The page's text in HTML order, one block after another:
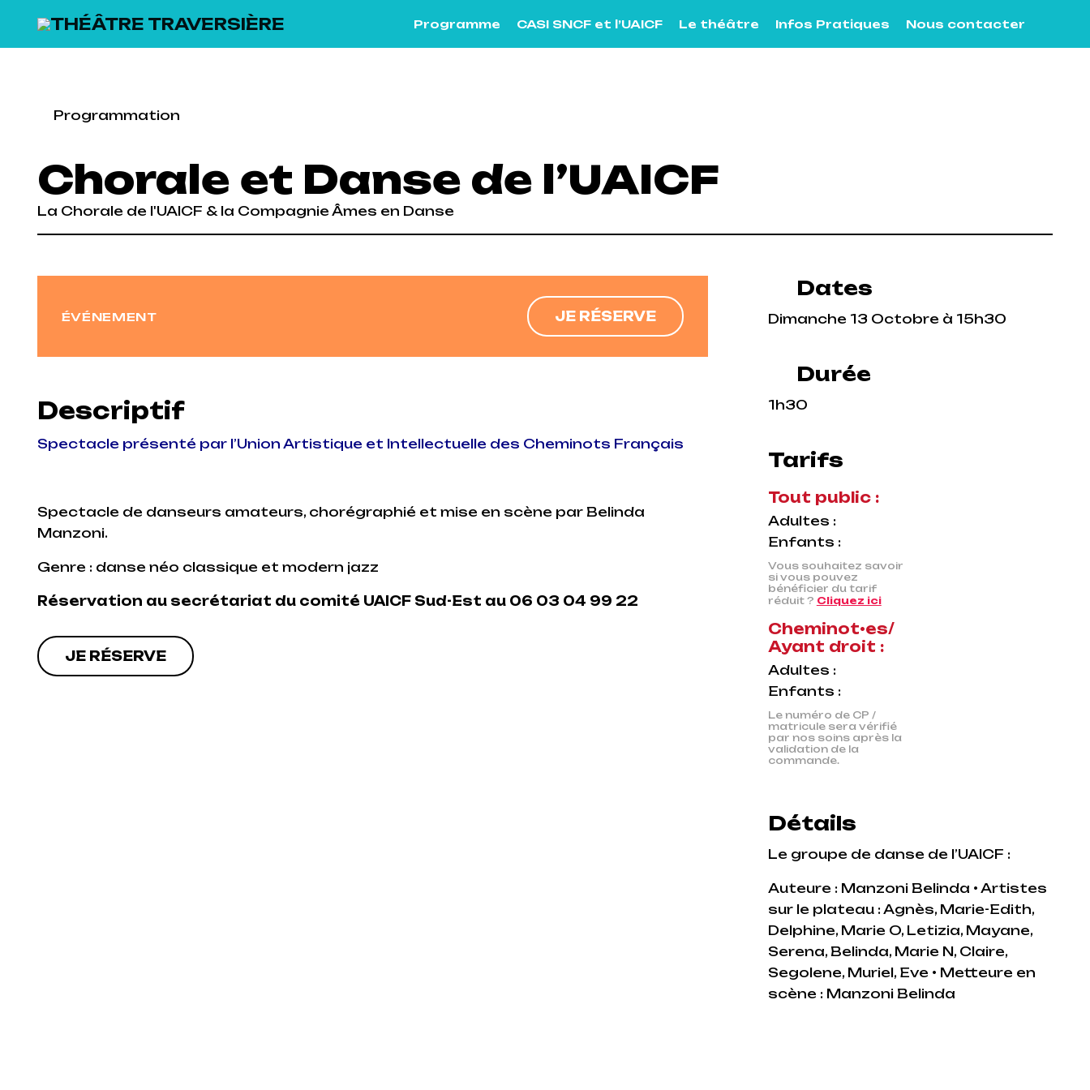
Programme CASI SNCF et l’UAICF Le théâtre Infos Pratiques Nous contacter
Programmation
Chorale et Danse de l’UAICF
La Chorale de l'UAICF & la Compagnie Âmes en Danse
ÉVÉNEMENT JE RÉSERVE
Descriptif
Spectacle présenté par l’Union Artistique et Intellectuelle des Cheminots Français
Spectacle de danseurs amateurs, chorégraphié et mise en scène par Belinda
Manzoni.
Genre : danse néo classique et modern jazz
Réservation au secrétariat du comité UAICF Sud-Est au 06 03 04 99 22
JE RÉSERVE
Dates
Dimanche 13 Octobre à 15h30
Durée
1h30
Tarifs
Tout public :
Adultes :
Enfants :
Vous souhaitez savoir
si vous pouvez
bénéficier du tarif
réduit ? Cliquez ici
Cheminot•es/
Ayant droit :
Adultes :
Enfants :
Le numéro de CP /
matricule sera vérifié
par nos soins après la
validation de la
commande.
Détails
Le groupe de danse de l’UAICF :
Auteure : Manzoni Belinda • Artistes
sur le plateau : Agnès, Marie-Edith,
Delphine, Marie O, Letizia, Mayane,
Serena, Belinda, Marie N, Claire,
Segolene, Muriel, Eve • Metteure en
scène : Manzoni Belinda